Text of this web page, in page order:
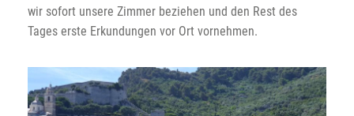
wir sofort unsere Zimmer beziehen und den Rest des
Tages erste Erkundungen vor Ort vornehmen.